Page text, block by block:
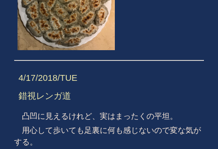
4/17/2018/TUE
錯視レンガ道
凸凹に見えるけれど、実はまったくの平坦。
用心して歩いても足裏に何も感じないので変な気が
する。